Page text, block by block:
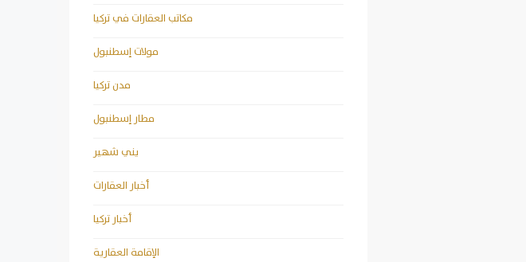
مكاتب العقارات في تركيا
مولات إسطنبول
مدن تركيا
مطار إسطنبول
يني شهير
أخبار العقارات
أخبار تركيا
الإقامة العقارية